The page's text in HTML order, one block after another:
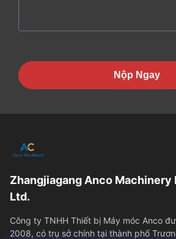
Nộp Ngay
Zhangjiagang Anco Machinery
Ltd.
Công ty TNHH Thiết bị Máy móc Anco
2008, có trụ sở chính tại thành phố